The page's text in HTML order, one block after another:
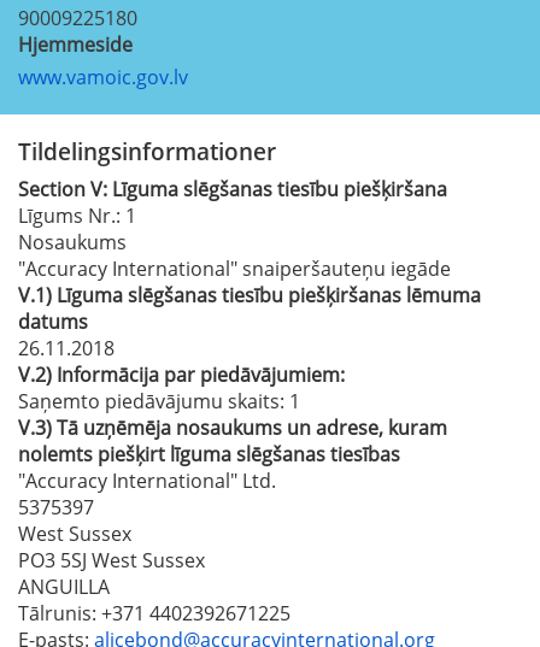
90009225180
Hjemmeside
www.vamoic.gov.lv
Tildelingsinformationer
SectionV: Līguma slēgšanas tiesību piešķiršana
Līgums Nr.: 1
Nosaukums
"Accuracy International" snaiperšauteņu iegāde
V.1) Līguma slēgšanas tiesību piešķiršanas lēmuma
datums
26.11.2018
V.2) Informācija par piedāvājumiem:
Saņemto piedāvājumu skaits: 1
V.3)Tā uzņēmēja nosaukums un adrese, kuram
nolemts piešķirt līguma slēgšanas tiesības
"Accuracy International" Ltd.
5375397
West Sussex
PO3 5SJ West Sussex
ANGUILLA
Tālrunis: +371 4402392671225
E-pasts: alicebond@accuracyinternational.org